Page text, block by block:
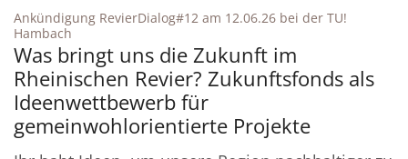
Ankündigung RevierDialog#12 am 12.06.26 bei der TU!
Hambach
Was bringt uns die Zukunft im
Rheinischen Revier? Zukunftsfonds als
Ideenwettbewerb für
gemeinwohlorientierte Projekte